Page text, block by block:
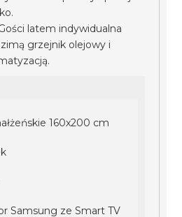
latem indywidualna
grzejnik olejowy i
160x200 cm
Samsung ze Smart TV